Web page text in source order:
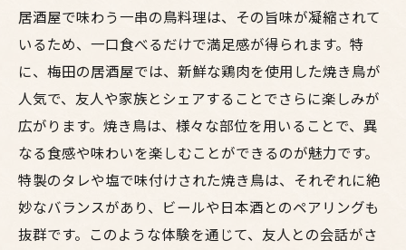
居酒屋で味わう一串の鳥料理は、その旨味が凝縮されて
いるため、一口食べるだけで満足感が得られます。特
に、梅田の居酒屋では、新鮮な鶏肉を使用した焼き鳥が
人気で、友人や家族とシェアすることでさらに楽しみが
広がります。焼き鳥は、様々な部位を用いることで、異
なる食感や味わいを楽しむことができるのが魅力です。
特製のタレや塩で味付けされた焼き鳥は、それぞれに絶
妙なバランスがあり、ビールや日本酒とのペアリングも
抜群です。このような体験を通じて、友人との会話がさ